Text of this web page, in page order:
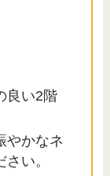
良い2階
やかなネ
さい。